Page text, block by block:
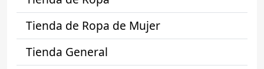
Tienda de Ropa de Mujer
Tienda General